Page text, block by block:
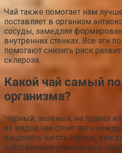
Чай также помогает нам
поставляет в организм
сосуды, замедляя
внутренних стенках. Все эти
помогают снизить риск
склероза.
Какой чай самый
организма?
Черный, зеленый, на травах
из видов чая стоит пить
выделять шесть сортов,
собственные уникальные